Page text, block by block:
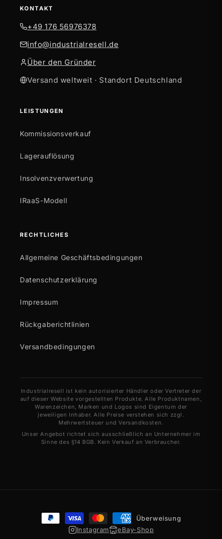
KONTAKT
+49 176 56976378
info@industrialresell.de
Über den Gründer
Versand weltweit · Standort Deutschland
LEISTUNGEN
Kommissionsverkauf
Lagerauflösung
Insolvenzverwertung
IRaaS-Modell
RECHTLICHES
Allgemeine Geschäftsbedingungen
Datenschutzerklärung
Impressum
Rückgaberichtlinien
Versandbedingungen
Industrialresell ist kein autorisierter Händler oder Vertreter der
auf dieser Website vorgestellten Produkte. Alle Produktnamen,
Warenzeichen, Marken und Logos sind Eigentum der
jeweiligen Inhaber. Alle Preise verstehen sich zzgl.
Mehrwertsteuer und Versandkosten.
Unser Angebot richtet sich ausschließlich an Unternehmer im
Sinne des §14 BGB. Kein Verkauf an Verbraucher.
Zahlungsmethoden
Überweisung
Instagram
eBay-Shop